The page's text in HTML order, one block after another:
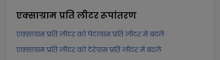
एक्साग्राम प्रति लीटररूपांतरण
एक्साग्राम प्रति लीटर को पेटाग्राम प्रति लीटर में बदलें
एक्साग्राम प्रति लीटर को टेरेग्राम प्रति लीटर में बदलें